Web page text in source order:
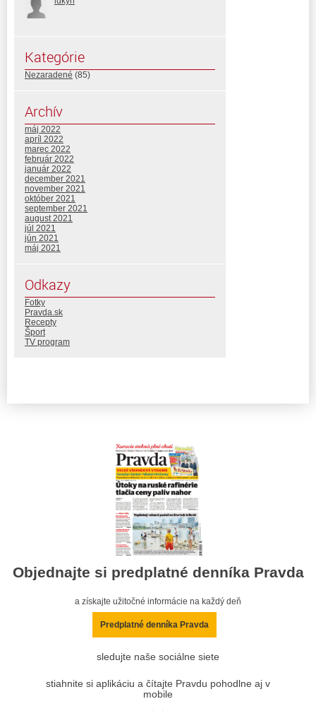
Kategórie
Nezaradené (85)
Archív
máj 2022
apríl 2022
marec 2022
február 2022
január 2022
december 2021
november 2021
október 2021
september 2021
august 2021
júl 2021
jún 2021
máj 2021
Odkazy
Fotky
Pravda.sk
Recepty
Šport
TV program
Objednajte si predplatné denníka Pravda
a získajte užitočné informácie na každý deň
Predplatné denníka Pravda
sledujte naše sociálne siete
stiahnite si aplikáciu a čítajte Pravdu pohodlne aj v
mobile